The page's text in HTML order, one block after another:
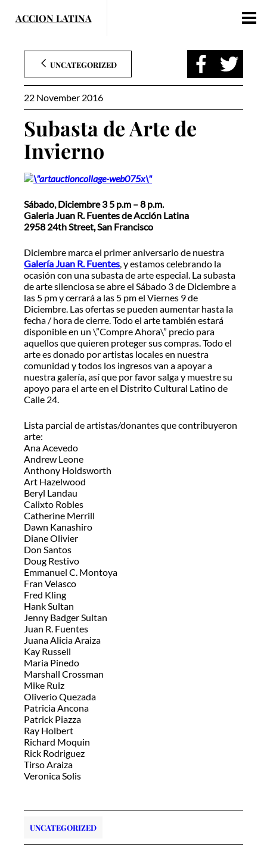
UNCATEGORIZED
22 November 2016
Subasta de Arte de
Invierno
Sábado, Diciembre 3 5 p.m – 8 p.m.
Galeria Juan R. Fuentes de Acción Latina
2958 24th Street, San Francisco
Diciembre marca el primer aniversario de nuestra
Galería Juan R. Fuentes, y estamos celebrando la
ocasión con una subasta de arte especial. La subasta
de arte silenciosa se abre el Sábado 3 de Diciembre a
las 5 pm y cerrará a las 5 pm el Viernes 9 de
Diciembre. Las ofertas se pueden aumentar hasta la
fecha / hora de cierre. Todo el arte también estará
disponible en un \”Compre Ahora\” precio para
aquellos que quieren proteger sus compras. Todo el
arte es donado por artistas locales en nuestra
comunidad y todos los ingresos van a apoyar a
nuestra galería, así que por favor salga y muestre su
apoyo para el arte en el Distrito Cultural Latino de
Calle 24.
Lista parcial de artistas/donantes que contribuyeron
arte:
Ana Acevedo
Andrew Leone
Anthony Holdsworth
Art Hazelwood
Beryl Landau
Calixto Robles
Catherine Merrill
Dawn Kanashiro
Diane Olivier
Don Santos
Doug Restivo
Emmanuel C. Montoya
Fran Velasco
Fred Kling
Hank Sultan
Jenny Badger Sultan
Juan R. Fuentes
Juana Alicia Araiza
Kay Russell
Maria Pinedo
Marshall Crossman
Mike Ruiz
Oliverio Quezada
Patricia Ancona
Patrick Piazza
Ray Holbert
Richard Moquin
Rick Rodriguez
Tirso Araiza
Veronica Solis
UNCATEGORIZED